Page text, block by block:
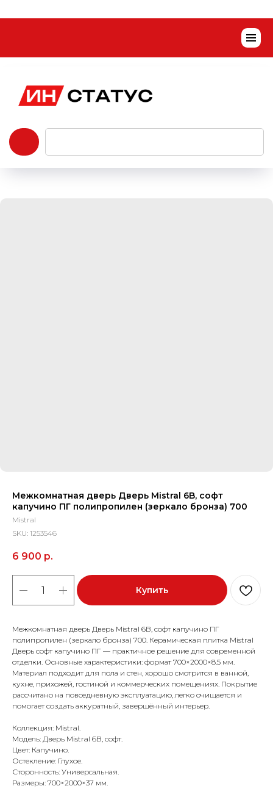
Межкомнатная дверь Дверь Mistral 6B, софт
капучино ПГ полипропилен (зеркало бронза) 700
Mistral
SKU: 1253546
6 900 р.
Купить
Межкомнатная дверь Дверь Mistral 6B, софт капучино ПГ
полипропилен (зеркало бронза) 700. Керамическая плитка Mistral
Дверь софт капучино ПГ — практичное решение для современной
отделки. Основные характеристики: формат 700×2000×8.5 мм.
Материал подходит для пола и стен, хорошо смотрится в ванной,
кухне, прихожей, гостиной и коммерческих помещениях. Покрытие
рассчитано на повседневную эксплуатацию, легко очищается и
помогает создать аккуратный, завершённый интерьер.
Коллекция: Mistral.
Модель: Дверь Mistral 6B, софт.
Цвет: Капучино.
Остекление: Глухое.
Сторонность: Универсальная.
Размеры: 700×2000×37 мм.